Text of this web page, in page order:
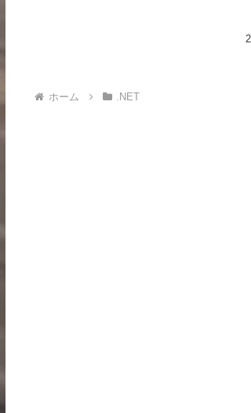
ホーム .NET